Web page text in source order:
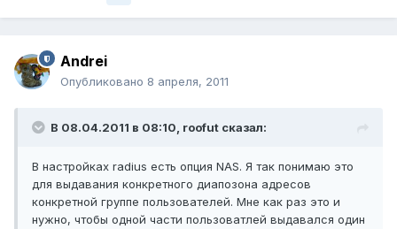
Andrei
Опубликовано 8 апреля, 2011
В 08.04.2011 в 08:10, roofut сказал:
В настройках radius есть опция NAS. Я так понимаю это
для выдавания конкретного диапозона адресов
конкретной группе пользователей. Мне как раз это и
нужно, чтобы одной части пользоватлей выдавался один